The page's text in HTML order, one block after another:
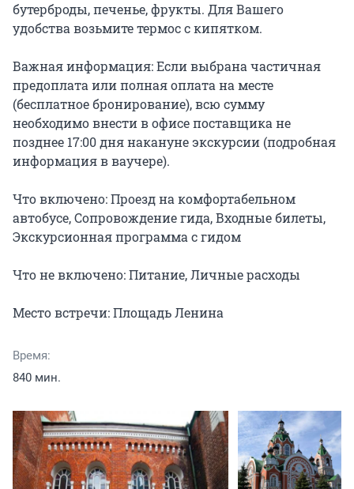
бутерброды, печенье, фрукты. Для Вашего
удобства возьмите термос с кипятком.
Важная информация: Если выбрана частичная
предоплата или полная оплата на месте
(бесплатное бронирование), всю сумму
необходимо внести в офисе поставщика не
позднее 17:00 дня накануне экскурсии (подробная
информация в ваучере).
Что включено: Проезд на комфортабельном
автобусе, Сопровождение гида, Входные билеты,
Экскурсионная программа с гидом
Что не включено: Питание, Личные расходы
Место встречи: Площадь Ленина
Время:
840 мин.